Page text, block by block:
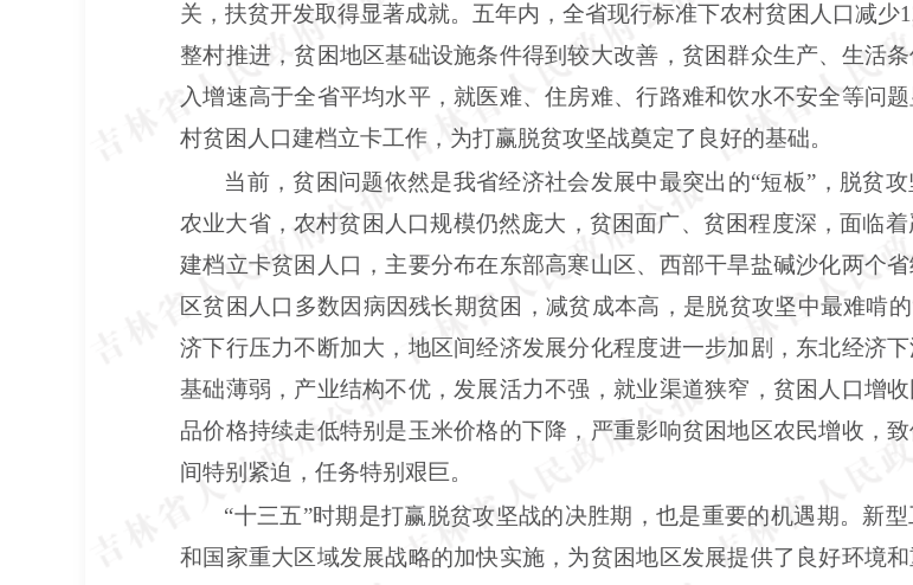
关，扶贫开发取得显著成就。五年内，全省现行标准下农村贫困人口减
整村推进，贫困地区基础设施条件得到较大改善，贫困群众生产、生活
入增速高于全省平均水平，就医难、住房难、行路难和饮水不安全等问
村贫困人口建档立卡工作，为打赢脱贫攻坚战奠定了良好的基础。
当前，贫困问题依然是我省经济社会发展中最突出的“短板”，脱贫
农业大省，农村贫困人口规模仍然庞大，贫困面广、贫困程度深，面临
建档立卡贫困人口，主要分布在东部高寒山区、西部干旱盐碱沙化两个
区贫困人口多数因病因残长期贫困，减贫成本高，是脱贫攻坚中最难啃
济下行压力不断加大，地区间经济发展分化程度进一步加剧，东北经济
基础薄弱，产业结构不优，发展活力不强，就业渠道狭窄，贫困人口增
品价格持续走低特别是玉米价格的下降，严重影响贫困地区农民增收，
间特别紧迫，任务特别艰巨。
“十三五”时期是打赢脱贫攻坚战的决胜期，也是重要的机遇期。新
和国家重大区域发展战略的加快实施，为贫困地区发展提供了良好环境